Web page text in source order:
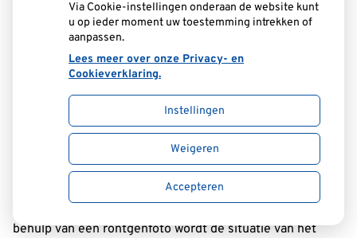
Nazorg bij implantaten
Regelmatige controle is noodzakelijk. De behandelaar
geeft aan wanneer hij u wil terugzien voor controle. Hij zal
dan kijken of het tandvlees om de implantaten gezond is
behulp van een röntgenfoto wordt de situatie van het
Via Cookie-instellingen onderaan de website kunt
u op ieder moment uw toestemming intrekken of
aanpassen.
Lees meer over onze Privacy- en
Cookieverklaring.
Instellingen
Weigeren
Accepteren